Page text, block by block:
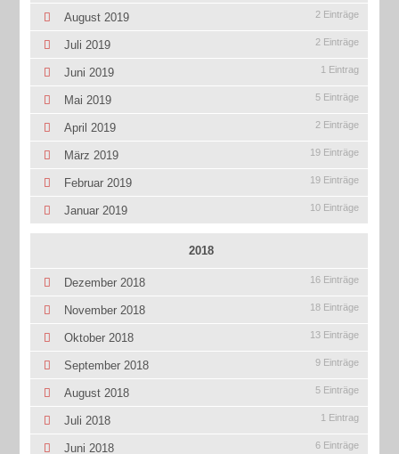
August 2019 2 Einträge
Juli 2019 2 Einträge
Juni 2019 1 Eintrag
Mai 2019 5 Einträge
April 2019 2 Einträge
März 2019 19 Einträge
Februar 2019 19 Einträge
Januar 2019 10 Einträge
2018
Dezember 2018 16 Einträge
November 2018 18 Einträge
Oktober 2018 13 Einträge
September 2018 9 Einträge
August 2018 5 Einträge
Juli 2018 1 Eintrag
Juni 2018 6 Einträge